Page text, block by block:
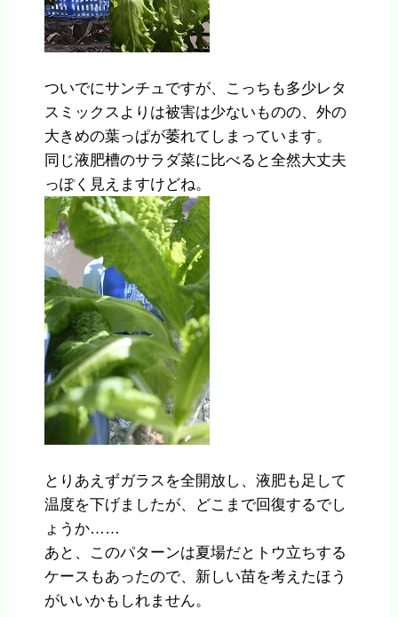
ついでにサンチュですが、こっちも多少レタ
スミックスよりは被害は少ないものの、外の
大きめの葉っぱが萎れてしまっています。
同じ液肥槽のサラダ菜に比べると全然大丈夫
っぽく見えますけどね。
とりあえずガラスを全開放し、液肥も足して
温度を下げましたが、どこまで回復するでし
ょうか……
あと、このパターンは夏場だとトウ立ちする
ケースもあったので、新しい苗を考えたほう
がいいかもしれません。